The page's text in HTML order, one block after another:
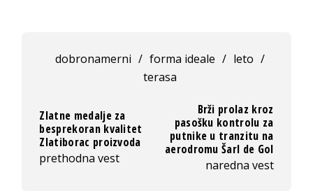
dobronamerni / forma ideale / leto /
terasa
Zlatne medalje za
besprekoran kvalitet
Zlatiborac proizvoda
prethodna vest
Brži prolaz kroz
pasošku kontrolu za
putnike u tranzitu na
aerodromu Šarl de Gol
naredna vest